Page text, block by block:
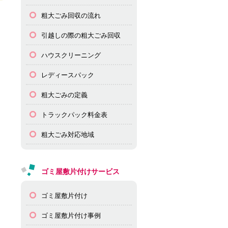
粗大ごみ回収の流れ
引越しの際の粗大ごみ回収
ハウスクリーニング
レディースパック
粗大ごみの定義
トラックパック料金表
粗大ごみ対応地域
ゴミ屋敷片付けサービス
ゴミ屋敷片付け
ゴミ屋敷片付け事例